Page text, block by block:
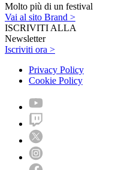
Molto più di un festival
Vai al sito Brand >
ISCRIVITI ALLA
Newsletter
Iscriviti ora >
Privacy Policy
Cookie Policy